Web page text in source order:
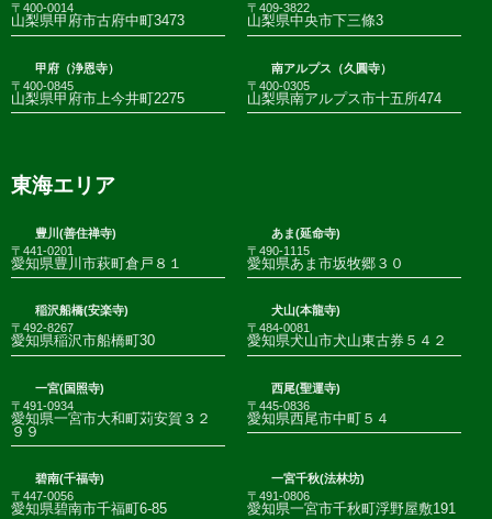
〒400-0014
山梨県甲府市古府中町3473
〒409-3822
山梨県中央市下三條3
甲府（浄恩寺）
〒400-0845
山梨県甲府市上今井町2275
南アルプス（久圓寺）
〒400-0305
山梨県南アルプス市十五所474
東海エリア
豊川(善住禅寺)
〒441-0201
愛知県豊川市萩町倉戸８１
あま(延命寺)
〒490-1115
愛知県あま市坂牧郷３０
稲沢船橋(安楽寺)
〒492-8267
愛知県稲沢市船橋町30
犬山(本龍寺)
〒484-0081
愛知県犬山市犬山東古券５４２
一宮(国照寺)
〒491-0934
愛知県一宮市大和町苅安賀３２
９９
西尾(聖運寺)
〒445-0836
愛知県西尾市中町５４
碧南(千福寺)
〒447-0056
愛知県碧南市千福町6-85
一宮千秋(法林坊)
〒491-0806
愛知県一宮市千秋町浮野屋敷191